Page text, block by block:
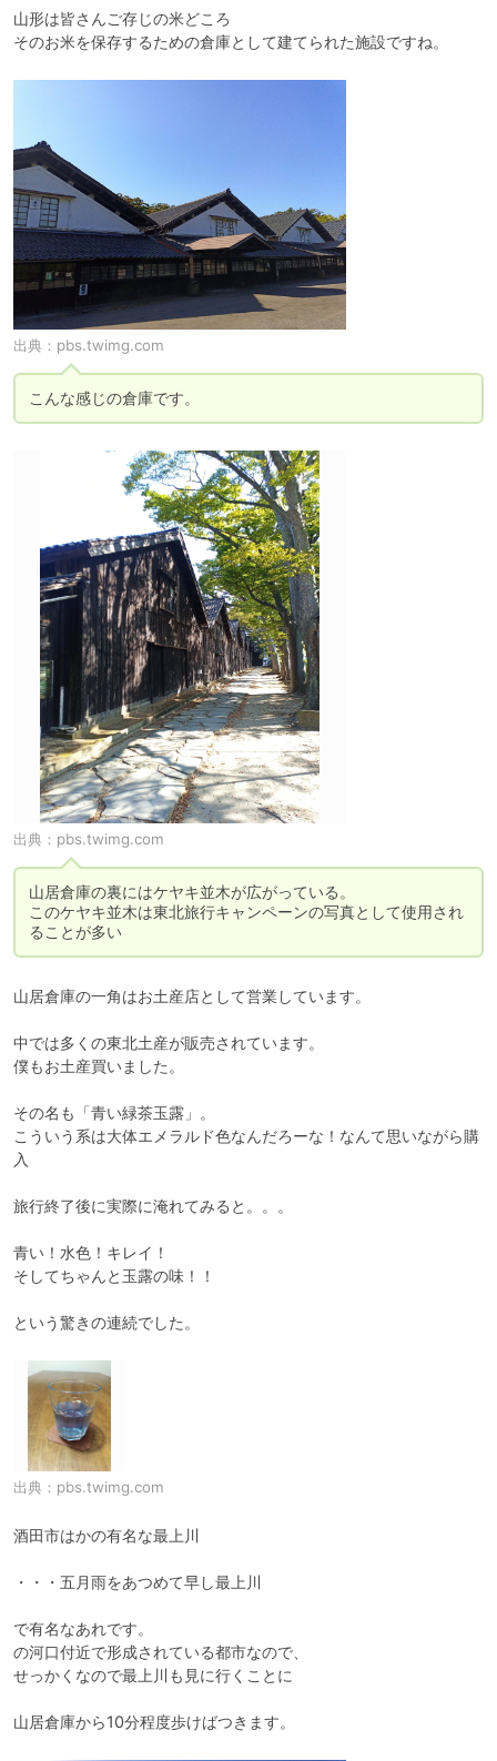
山形は皆さんご存じの米どころ
そのお米を保存するための倉庫として建てられた施設ですね。
出典： pbs.twimg.com
こんな感じの倉庫です。
出典： pbs.twimg.com
山居倉庫の裏にはケヤキ並木が広がっている。
このケヤキ並木は東北旅行キャンペーンの写真として使用され
ることが多い
山居倉庫の一角はお土産店として営業しています。
中では多くの東北土産が販売されています。
僕もお土産買いました。
その名も「青い緑茶玉露」。
こういう系は大体エメラルド色なんだろーな！なんて思いながら購
入
旅行終了後に実際に淹れてみると。。。
青い！水色！キレイ！
そしてちゃんと玉露の味！！
という驚きの連続でした。
出典： pbs.twimg.com
酒田市はかの有名な最上川
・・・五月雨をあつめて早し最上川
で有名なあれです。
の河口付近で形成されている都市なので、
せっかくなので最上川も見に行くことに
山居倉庫から10分程度歩けばつきます。